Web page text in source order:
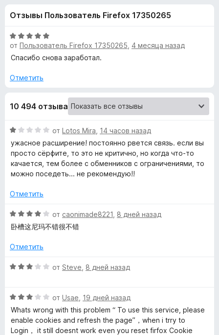
е
а
f
o
а
«
H
o
x
x
V
P
N
P
r
o
x
4
з
5
Отзывы Пользователь Firefox 17350265
О
ц
е
е
н
5
з
от Пользователь Firefox 17350265 4 месяца назад
Спасибо снова заработал.
Отметить
10 494 отзыва
О
ц
е
н
е
о
а
1
и
з
от Lotos Mira 14 часов назад
ужасное расширение! постоянно рвется связь. если вы
просто сёрфите, то это не критично, но когда что-то
качается, тем более с обменников с ограничениями, то
можно поседеть... не рекомендую!!
Отметить
О
ц
н
н
а
4
з
от caonimade8221 8 дней назад
卧槽这尼玛不错很不错
Отметить
О
н
е
н
о
от Steve 8 дней назад
О
ц
е
н
от Usae 19 дней назад
Whats wrong with this problem “ To use this service, please
enable cookies and refresh the page”，when i trry to
Login， it still doesnt work even you reset firfox Cookie